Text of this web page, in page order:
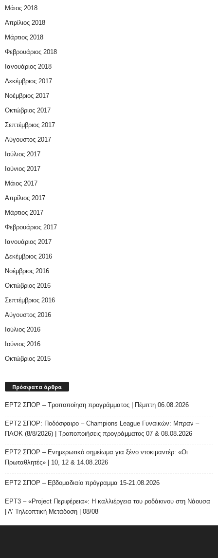
Μάιος 2018
Απρίλιος 2018
Μάρτιος 2018
Φεβρουάριος 2018
Ιανουάριος 2018
Δεκέμβριος 2017
Νοέμβριος 2017
Οκτώβριος 2017
Σεπτέμβριος 2017
Αύγουστος 2017
Ιούλιος 2017
Ιούνιος 2017
Μάιος 2017
Απρίλιος 2017
Μάρτιος 2017
Φεβρουάριος 2017
Ιανουάριος 2017
Δεκέμβριος 2016
Νοέμβριος 2016
Οκτώβριος 2016
Σεπτέμβριος 2016
Αύγουστος 2016
Ιούλιος 2016
Ιούνιος 2016
Οκτώβριος 2015
Πρόσφατα άρθρα
ΕΡΤ2 ΣΠΟΡ – Τροποποίηση προγράμματος | Πέμπτη 06.08.2026
ΕΡΤ2 ΣΠΟΡ: Ποδόσφαιρο – Champions League Γυναικών: Μπραν –
ΠΑΟΚ (8/8/2026) | Τροποποιήσεις προγράμματος 07 & 08.08.2026
ΕΡΤ2 ΣΠΟΡ – Ενημερωτικό σημείωμα για ξένο ντοκιμαντέρ: «Οι
Πρωταθλητές» | 10, 12 & 14.08.2026
ΕΡΤ2 ΣΠΟΡ – Εβδομαδιαίο πρόγραμμα 15-21.08.2026
ΕΡΤ3 – «Project Περιφέρεια»: Η καλλιέργεια του ροδάκινου στη Νάουσα
| Α’ Τηλεοπτική Μετάδοση | 08/08